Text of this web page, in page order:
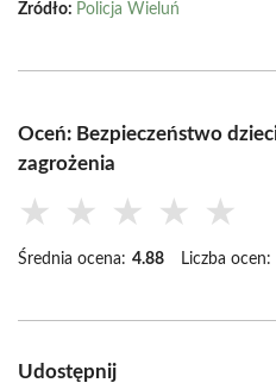
Źródło: Policja Wieluń
Oceń: Bezpieczeństwo
zagrożenia
★ ★ ★ ★ ★
Średnia ocena: 4.88 Liczba ocen:
Udostępnij